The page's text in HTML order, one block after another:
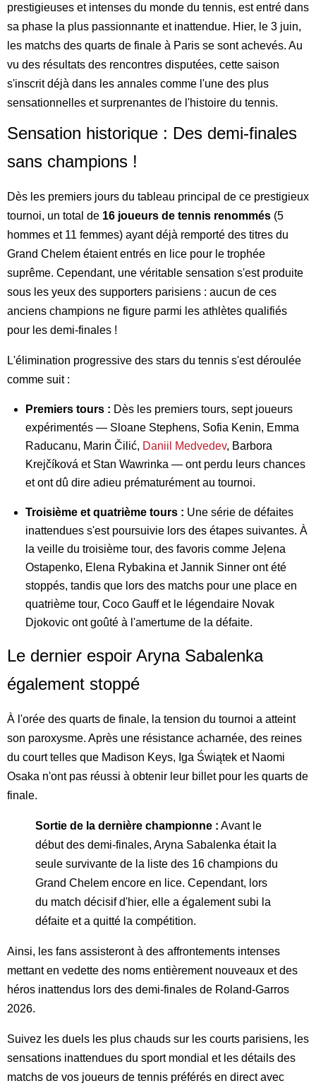
prestigieuses et intenses du monde du tennis, est entré dans
sa phase la plus passionnante et inattendue. Hier, le 3 juin,
les matchs des quarts de finale à Paris se sont achevés. Au
vu des résultats des rencontres disputées, cette saison
s'inscrit déjà dans les annales comme l'une des plus
sensationnelles et surprenantes de l'histoire du tennis.
Sensation historique : Des demi-finales
sans champions !
Dès les premiers jours du tableau principal de ce prestigieux
tournoi, un total de 16 joueurs de tennis renommés (5
hommes et 11 femmes) ayant déjà remporté des titres du
Grand Chelem étaient entrés en lice pour le trophée
suprême. Cependant, une véritable sensation s'est produite
sous les yeux des supporters parisiens : aucun de ces
anciens champions ne figure parmi les athlètes qualifiés
pour les demi-finales !
L'élimination progressive des stars du tennis s'est déroulée
comme suit :
Premiers tours : Dès les premiers tours, sept joueurs
expérimentés — Sloane Stephens, Sofia Kenin, Emma
Raducanu, Marin Čilić, Daniil Medvedev, Barbora
Krejčíková et Stan Wawrinka — ont perdu leurs chances
et ont dû dire adieu prématurément au tournoi.
Troisième et quatrième tours : Une série de défaites
inattendues s'est poursuivie lors des étapes suivantes. À
la veille du troisième tour, des favoris comme Jeļena
Ostapenko, Elena Rybakina et Jannik Sinner ont été
stoppés, tandis que lors des matchs pour une place en
quatrième tour, Coco Gauff et le légendaire Novak
Djokovic ont goûté à l'amertume de la défaite.
Le dernier espoir Aryna Sabalenka
également stoppé
À l'orée des quarts de finale, la tension du tournoi a atteint
son paroxysme. Après une résistance acharnée, des reines
du court telles que Madison Keys, Iga Świątek et Naomi
Osaka n'ont pas réussi à obtenir leur billet pour les quarts de
finale.
Sortie de la dernière championne : Avant le
début des demi-finales, Aryna Sabalenka était la
seule survivante de la liste des 16 champions du
Grand Chelem encore en lice. Cependant, lors
du match décisif d'hier, elle a également subi la
défaite et a quitté la compétition.
Ainsi, les fans assisteront à des affrontements intenses
mettant en vedette des noms entièrement nouveaux et des
héros inattendus lors des demi-finales de Roland-Garros
2026.
Suivez les duels les plus chauds sur les courts parisiens, les
sensations inattendues du sport mondial et les détails des
matchs de vos joueurs de tennis préférés en direct avec